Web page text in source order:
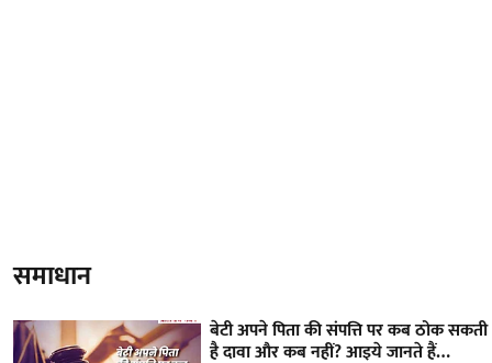
समाधान
बेटी अपने पिता की संपत्ति पर कब ठोक सकती
है दावा और कब नहीं? आइये जानते हैं…